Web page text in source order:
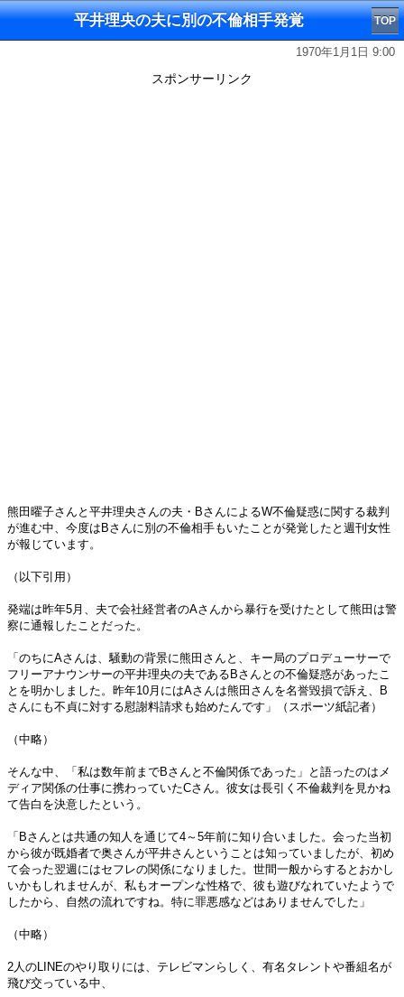
平井理央の夫に別の不倫相手発覚 TOP
1970年1月1日 9:00
スポンサーリンク
熊田曜子さんと平井理央さんの夫・BさんによるW不倫疑惑に関する裁判
が進む中、今度はBさんに別の不倫相手もいたことが発覚したと週刊女性
が報じています。
（以下引用）
発端は昨年5月、夫で会社経営者のAさんから暴行を受けたとして熊田は警
察に通報したことだった。
「のちにAさんは、騒動の背景に熊田さんと、キー局のプロデューサーで
フリーアナウンサーの平井理央の夫であるBさんとの不倫疑惑があったこ
とを明かしました。昨年10月にはAさんは熊田さんを名誉毀損で訴え、B
さんにも不貞に対する慰謝料請求も始めたんです」（スポーツ紙記者）
（中略）
そんな中、「私は数年前までBさんと不倫関係であった」と語ったのはメ
ディア関係の仕事に携わっていたCさん。彼女は長引く不倫裁判を見かね
て告白を決意したという。
「Bさんとは共通の知人を通じて4～5年前に知り合いました。会った当初
から彼が既婚者で奥さんが平井さんということは知っていましたが、初め
て会った翌週にはセフレの関係になりました。世間一般からするとおかし
いかもしれませんが、私もオープンな性格で、彼も遊びなれていたようで
したから、自然の流れですね。特に罪悪感などはありませんでした」
（中略）
2人のLINEのやり取りには、テレビマンらしく、有名タレントや番組名が
飛び交っている中、